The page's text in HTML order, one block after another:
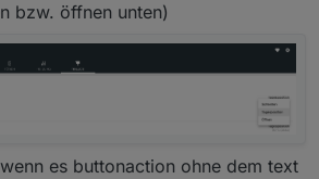
bzw. öffnen unten)
es buttonaction ohne dem text